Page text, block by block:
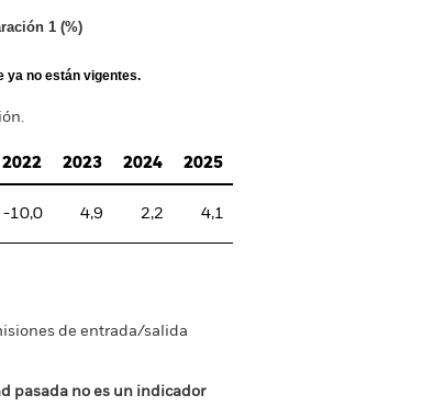
1 (%)
ya no están vigentes.
2022 2023 2024 2025
-10,0 4,9 2,2 4,1
de entrada/salida
pasada no es un indicador